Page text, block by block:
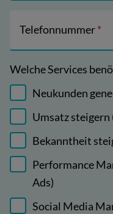
Telefonnummer*
Welche Services
Neukunden
Umsatz steigern
Bekanntheit
Performance
Ads)
Social Media